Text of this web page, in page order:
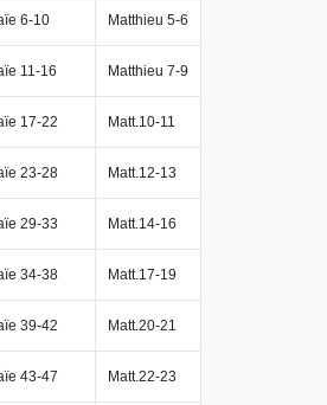
GUIDES de lecture
Rechercher dans la Bible
Études et commentaires par
Dictionnaires bibliques
6-10 Matthieu 5-6
11-16 Matthieu 7-9
17-22 Matt.10-11
23-28 Matt.12-13
29-33 Matt.14-16
34-38 Matt.17-19
39-42 Matt.20-21
43-47 Matt.22-23